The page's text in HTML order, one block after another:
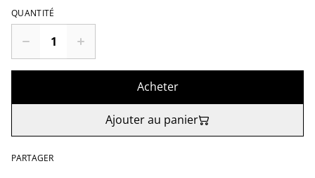
QUANTITÉ
Acheter
Ajouter au panier
PARTAGER